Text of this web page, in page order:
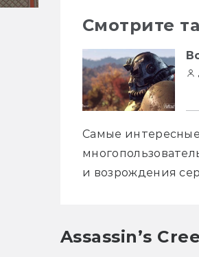
Смотрите
Самые
и возрождения
Assassin’s